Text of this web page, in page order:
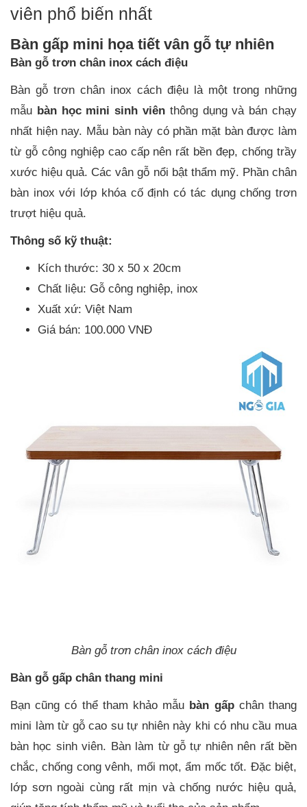
viên phổ biến nhất
Bàn gấp mini họa tiết vân gỗ tự nhiên
Bàn gỗ trơn chân inox cách điệu
Bàn gỗ trơn chân inox cách điệu là một trong những
mẫu bàn học mini sinh viên thông dụng và bán chạy
nhất hiện nay. Mẫu bàn này có phần mặt bàn được làm
từ gỗ công nghiệp cao cấp nên rất bền đẹp, chống trầy
xước hiệu quả. Các vân gỗ nổi bật thẩm mỹ. Phần chân
bàn inox với lớp khóa cố định có tác dụng chống trơn
trượt hiệu quả.
Thông số kỹ thuật:
Kích thước: 30 x 50 x 20cm
Chất liệu: Gỗ công nghiệp, inox
Xuất xứ: Việt Nam
Giá bán: 100.000 VNĐ
Bàn gỗ trơn chân inox cách điệu
Bàn gỗ gấp chân thang mini
Bạn cũng có thể tham khảo mẫu bàn gấpchân thang
mini làm từ gỗ cao su tự nhiên này khi có nhu cầu mua
bàn học sinh viên. Bàn làm từ gỗ tự nhiên nên rất bền
chắc, chống cong vênh, mối mọt, ẩm mốc tốt. Đặc biệt,
lớp sơn ngoài cùng rất mịn và chống nước hiệu quả,